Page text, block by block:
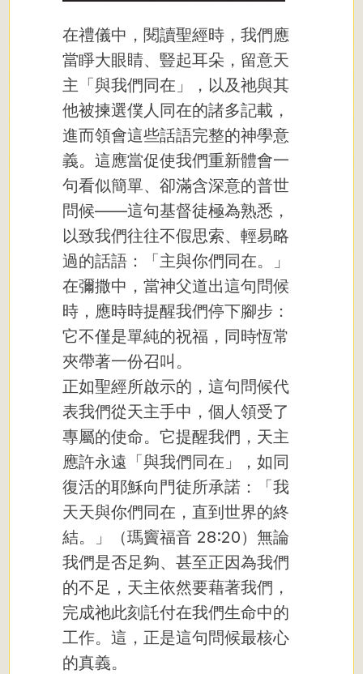
在禮儀中，閱讀聖經時，我們應
當睜大眼睛、豎起耳朵，留意天
主「與我們同在」，以及祂與其
他被揀選僕人同在的諸多記載，
進而領會這些話語完整的神學意
義。這應當促使我們重新體會一
句看似簡單、卻滿含深意的普世
問候——這句基督徒極為熟悉，
以致我們往往不假思索、輕易略
過的話語：「主與你們同在。」
在彌撒中，當神父道出這句問候
時，應時時提醒我們停下腳步：
它不僅是單純的祝福，同時恆常
夾帶著一份召叫。
正如聖經所啟示的，這句問候代
表我們從天主手中，個人領受了
專屬的使命。它提醒我們，天主
應許永遠「與我們同在」，如同
復活的耶穌向門徒所承諾：「我
天天與你們同在，直到世界的終
結。」（瑪竇福音 28:20）無論
我們是否足夠、甚至正因為我們
的不足，天主依然要藉著我們，
完成祂此刻託付在我們生命中的
工作。這，正是這句問候最核心
的真義。